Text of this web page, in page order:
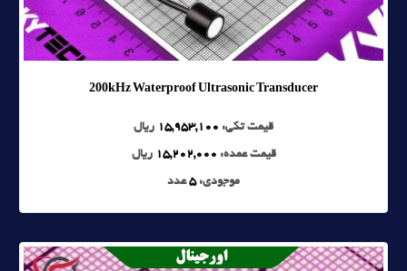
200kHz Waterproof Ultrasonic Transducer
قیمت تکی: 15,953,100 ریال
قیمت عمده: 15,202,000 ریال
موجودی:5عدد